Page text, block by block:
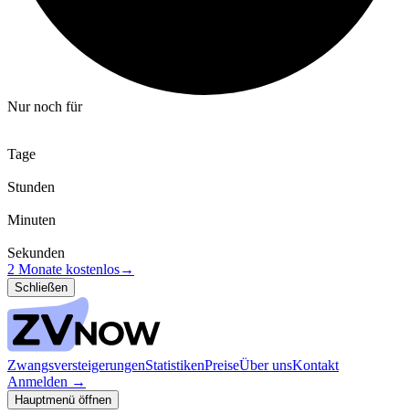
Nur noch für
Tage
Stunden
Minuten
Sekunden
2 Monate kostenlos→
Schließen
ZwangsversteigerungenStatistikenPreiseÜber unsKontakt
Anmelden →
Hauptmenü öffnen